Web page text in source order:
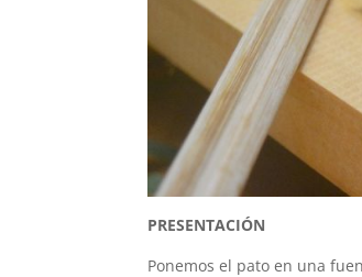
PRESENTACIÓN
Ponemos el pato en una